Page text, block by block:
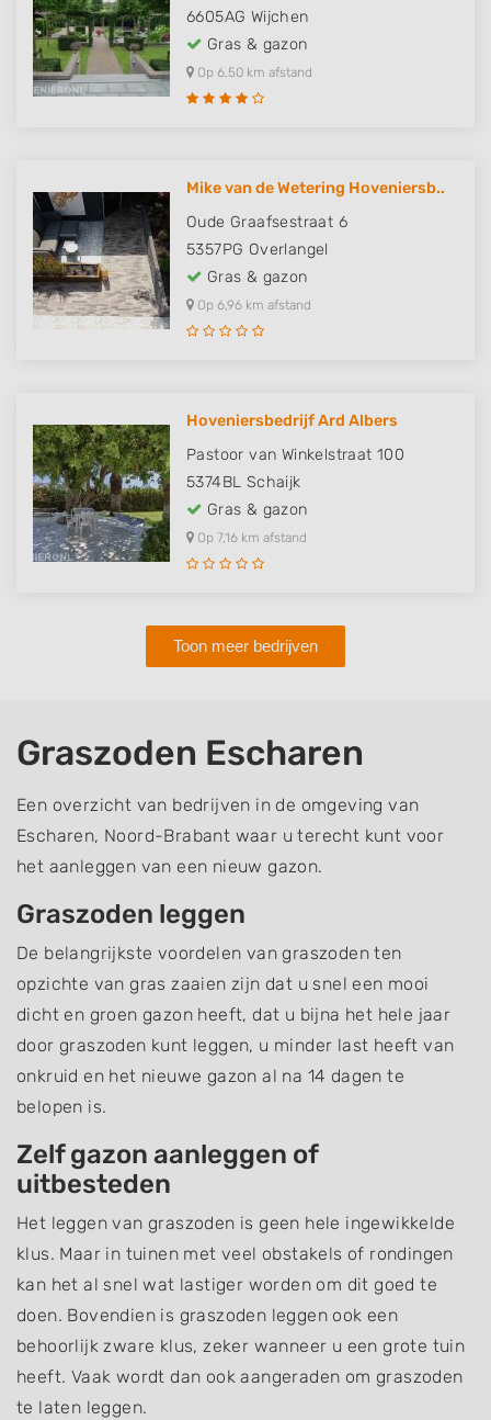
6605AG Wijchen
Gras & gazon
Op 6,50 km afstand
Mike van de Wetering Hoveniersb..
Oude Graafsestraat 6
5357PG Overlangel
Gras & gazon
Op 6,96 km afstand
Hoveniersbedrijf Ard Albers
Pastoor van Winkelstraat 100
5374BL Schaijk
Gras & gazon
Op 7,16 km afstand
Toon meer bedrijven
Graszoden Escharen
Een overzicht van bedrijven in de omgeving van
Escharen, Noord-Brabant waar u terecht kunt voor
het aanleggen van een nieuw gazon.
Graszoden leggen
De belangrijkste voordelen van graszoden ten
opzichte van gras zaaien zijn dat u snel een mooi
dicht en groen gazon heeft, dat u bijna het hele jaar
door graszoden kunt leggen, u minder last heeft van
onkruid en het nieuwe gazon al na 14 dagen te
belopen is.
Zelf gazon aanleggen of
uitbesteden
Het leggen van graszoden is geen hele ingewikkelde
klus. Maar in tuinen met veel obstakels of rondingen
kan het al snel wat lastiger worden om dit goed te
doen. Bovendien is graszoden leggen ook een
behoorlijk zware klus, zeker wanneer u een grote tuin
heeft. Vaak wordt dan ook aangeraden om graszoden
te laten leggen.